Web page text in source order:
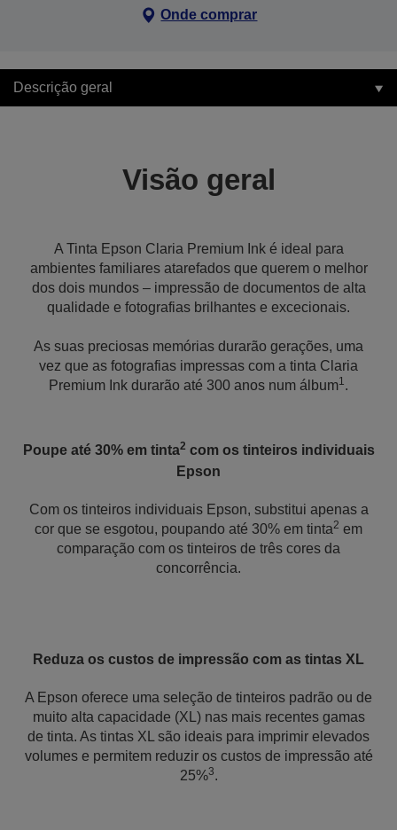
Onde comprar
Descrição geral
Visão geral
A Tinta Epson Claria Premium Ink é ideal para
ambientes familiares atarefados que querem o melhor
dos dois mundos – impressão de documentos de alta
qualidade e fotografias brilhantes e excecionais.
As suas preciosas memórias durarão gerações, uma
vez que as fotografias impressas com a tinta Claria
Premium Ink durarão até 300 anos num álbum1.
Poupe até 30% em tinta2 com os tinteiros individuais
Epson
Com os tinteiros individuais Epson, substitui apenas a
cor que se esgotou, poupando até 30% em tinta2 em
comparação com os tinteiros de três cores da
concorrência.
Reduza os custos de impressão com as tintas XL
A Epson oferece uma seleção de tinteiros padrão ou de
muito alta capacidade (XL) nas mais recentes gamas
de tinta. As tintas XL são ideais para imprimir elevados
volumes e permitem reduzir os custos de impressão até
25%3.